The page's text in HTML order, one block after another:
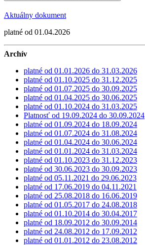
Aktuálny dokument
platné od 01.04.2026
Archív
platné od 01.01.2026 do 31.03.2026
platné od 01.10.2025 do 31.12.2025
platné od 01.07.2025 do 30.09.2025
platné od 01.04.2025 do 30.06.2025
platné od 01.10.2024 do 31.03.2025
Platnosť od 19.09.2024 do 30.09.2024
platné od 01.09.2024 do 18.09.2024
platné od 01.07.2024 do 31.08.2024
platné od 01.04.2024 do 30.06.2024
platné od 01.01.2024 do 31.03.2024
platné od 01.10.2023 do 31.12.2023
platné od 30.06.2023 do 30.09.2023
platné od 05.11.2021 do 29.06.2023
platné od 17.06.2019 do 04.11.2021
platné od 25.08.2018 do 16.06.2019
platné od 01.05.2017 do 24.08.2018
platné od 01.10.2014 do 30.04.2017
platné od 18.09.2012 do 30.09.2014
platné od 24.08.2012 do 17.09.2012
platné od 01.01.2012 do 23.08.2012